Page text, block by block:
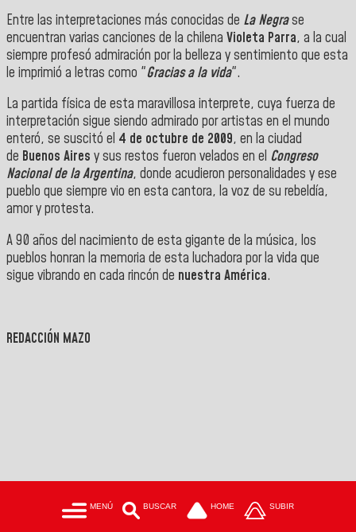
Entre las interpretaciones más conocidas de La Negrase
encuentran varias canciones de la chilena Violeta Parra, a la cual
siempre profesó admiración por la belleza y sentimiento que esta
le imprimió a letras como "Gracias a la vida".
La partida física de esta maravillosa interprete, cuya fuerza de
interpretación sigue siendo admirado por artistas en el mundo
enteró, se suscitó el 4 de octubre de 2009, en la ciudad
de Buenos Aires y sus restos fueron velados en el Congreso
Nacional de la Argentina, donde acudieron personalidades y ese
pueblo que siempre vio en esta cantora, la voz de su rebeldía,
amor y protesta.
A 90 años del nacimiento de esta gigante de la música, los
pueblos honran la memoria de esta luchadora por la vida que
sigue vibrando en cada rincón de nuestra América.
REDACCIÓN MAZO
MENÚ BUSCAR HOME SUBIR